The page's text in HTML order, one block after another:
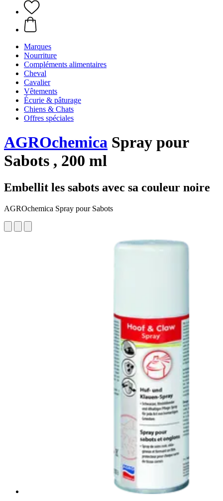
Marques
Nourriture
Compléments alimentaires
Cheval
Cavalier
Vêtements
Écurie & pâturage
Chiens & Chats
Offres spéciales
AGROchemica Spray pour
Sabots , 200 ml
Embellit les sabots avec sa couleur noire
AGROchemica Spray pour Sabots